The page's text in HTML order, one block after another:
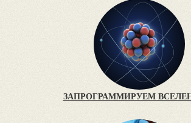
ЗАПРОГРАММИРУЕМ